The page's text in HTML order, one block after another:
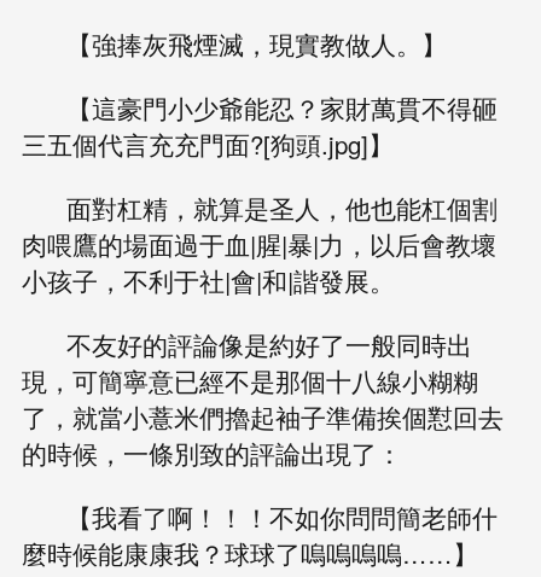
【強捧灰飛煙滅，現實教做人。】
【這豪門小少爺能忍？家財萬貫不得砸
三五個代言充充門面?[狗頭.jpg]】
面對杠精，就算是圣人，他也能杠個割
肉喂鷹的場面過于血|腥|暴|力，以后會教壞
小孩子，不利于社|會|和|諧發展。
不友好的評論像是約好了一般同時出
現，可簡寧意已經不是那個十八線小糊糊
了，就當小薏米們擼起袖子準備挨個懟回去
的時候，一條別致的評論出現了：
【我看了啊！！！不如你問問簡老師什
麼時候能康康我？球球了嗚嗚嗚嗚……】